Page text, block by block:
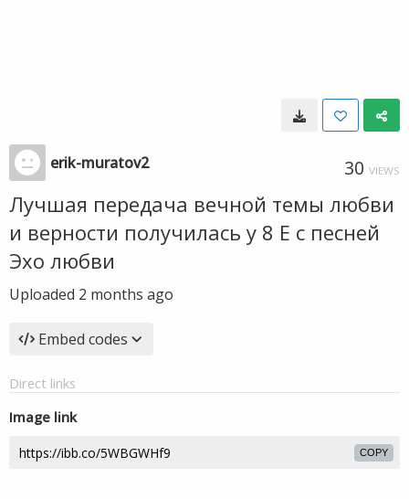
erik-muratov2 30 VIEWS
Лучшая передача вечной темы любви
и верности получилась у 8 Е с песней
Эхо любви
Uploaded 2 months ago
Embed codes
Direct links
Image link
COPY